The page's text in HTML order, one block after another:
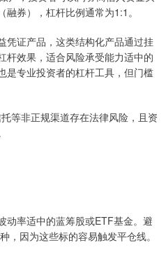
券），杠杆比例通常为1:1。
凭证产品，这类结构化产品通过挂
杆效果，适合风险承受能力适中的
是专业投资者的杠杆工具，但门槛
等非正规渠道存在法律风险，且资
动率适中的蓝筹股或ETF基金。避
，因为这些标的容易触发平仓线。